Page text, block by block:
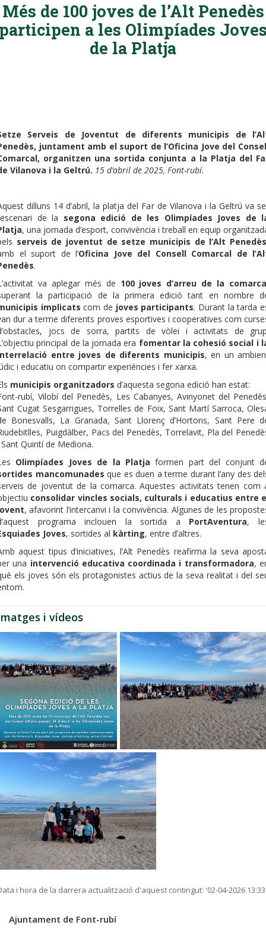
Més de 100 joves de l’Alt Penedès
a les Olimpíades
de la Platja
Serveis de Joventut de diferents municipis de
juntament amb el suport de l’Oficina Jove del
organitzen una sortida conjunta a la Platja del
Vilanova i la Geltrú. 15 d’abril de 2025, Font-rubí.
dilluns 14 d’abril, la platja del Far de Vilanova i la Geltrú va
de la segona edició de les Olimpíades Joves de
, una jornada d’esport, convivència i treball en equip
serveis de joventut de setze municipis de l’Alt
el suport de l’Oficina Jove del Consell Comarcal de
.
va aplegar més de 100 joves d’arreu de la comarca
la participació de la primera edició tant en nombre
implicats com de joves participants. Durant la tarda
dur a terme diferents proves esportives i cooperatives com
jocs de sorra, partits de vòlei i activitats de
principal de la jornada era fomentar la cohesió social i
entre joves de diferents municipis, en un
i educatiu on compartir experiències i fer xarxa.
municipis organitzadors d’aquesta segona edició han estat:
rubí, Vilobí del Penedès, Les Cabanyes, Avinyonet del
Cugat Sesgarrigues, Torrelles de Foix, Sant Martí Sarroca,
Bonesvalls, La Granada, Sant Llorenç d’Hortons, Sant Pere
Puigdàlber, Pacs del Penedès, Torrelavit, Pla del
Quintí de Mediona.
Olimpíades Joves de la Platja formen part del conjunt
mancomunades que es duen a terme durant l’any des
de joventut de la comarca. Aquestes activitats tenen com
consolidar vincles socials, culturals i educatius entre
, afavorint l’intercanvi i la convivència. Algunes de les
programa inclouen la sortida a PortAventura,
Joves, sortides al kàrting, entre d’altres.
aquest tipus d’iniciatives, l’Alt Penedès reafirma la seva
una intervenció educativa coordinada i transformadora,
els joves són els protagonistes actius de la seva realitat i del
i vídeos
i hora de la darrera actualització d'aquest contingut: '02-04-2026 13:33
Ajuntament de Font-rubí